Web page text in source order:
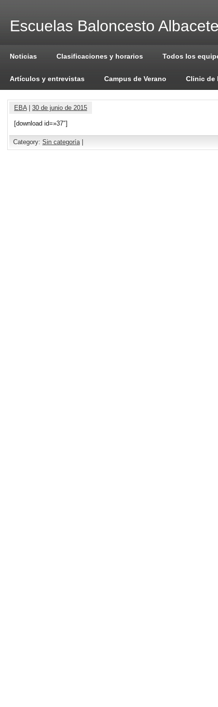
Escuelas Baloncesto
Noticias Clasificaciones y horarios Todos los
Artículos y entrevistas Campus de Verano Clinic de
EBA| 30 de junio de 2015
[download id=»37″]
Category: Sin categoría|